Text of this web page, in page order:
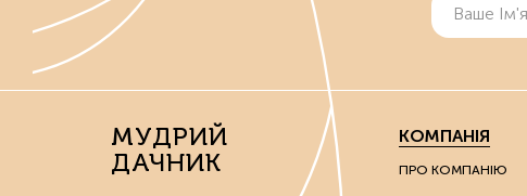
МУДРИЙ
ДАЧНИК
КОМПАНІЯ
ПРО КОМПАНІЮ